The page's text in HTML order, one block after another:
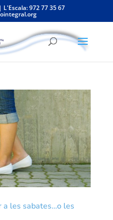
972 77 35 67
a les sabates…o les